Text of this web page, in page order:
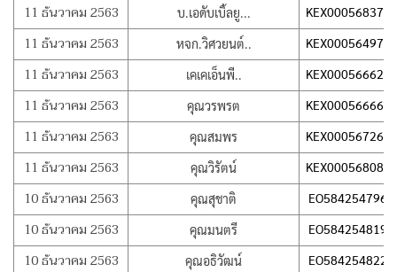
11 ธันวาคม 2563 บ.เอดับเบิ้ลยู...
11 ธันวาคม 2563 หจก.วิศวยนต์..
11 ธันวาคม 2563 เคเคเอ็นพี..
11 ธันวาคม 2563 คุณวรพรต
11 ธันวาคม 2563 คุณสมพร
11 ธันวาคม 2563 คุณวิรัตน์
10 ธันวาคม 2563 คุณสุชาติ
10 ธันวาคม 2563 คุณมนตรี
10 ธันวาคม 2563 คุณอธิวัฒน์